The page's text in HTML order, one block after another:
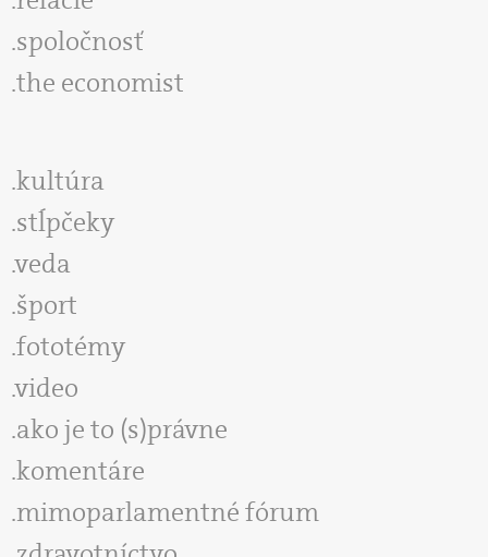
spoločnosť
the economist
kultúra
stĺpčeky
veda
šport
fototémy
video
ako je to (s)právne
komentáre
mimoparlamentné fórum